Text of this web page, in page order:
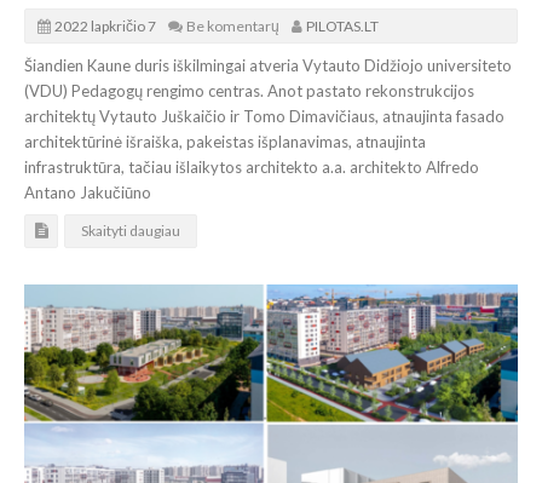
2022 lapkričio 7 Be komentarų PILOTAS.LT
Šiandien Kaune duris iškilmingai atveria Vytauto Didžiojo universiteto
(VDU) Pedagogų rengimo centras. Anot pastato rekonstrukcijos
architektų Vytauto Juškaičio ir Tomo Dimavičiaus, atnaujinta fasado
architektūrinė išraiška, pakeistas išplanavimas, atnaujinta
infrastruktūra, tačiau išlaikytos architekto a.a. architekto Alfredo
Antano Jakučiūno
Skaityti daugiau